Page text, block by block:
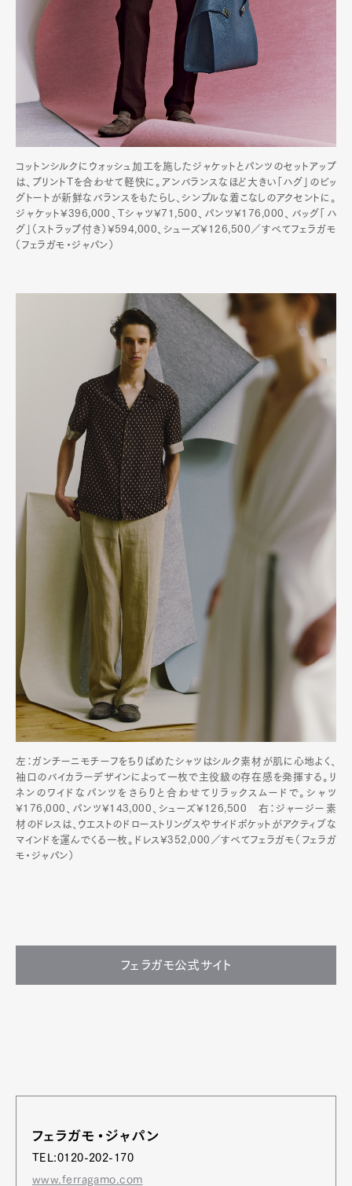
コットンシルクにウォッシュ加工を施したジャケットとパンツのセットアップ
は、プリントTを合わせて軽快に。アンバランスなほど大きい「ハグ」のビッ
グトートが新鮮なバランスをもたらし、シンプルな着こなしのアクセントに。
ジャケット¥396,000、Tシャツ¥71,500、パンツ¥176,000、バッグ「ハ
グ」（ストラップ付き）¥594,000、シューズ¥126,500／すべてフェラガモ
（フェラガモ・ジャパン）
左：ガンチーニモチーフをちりばめたシャツはシルク素材が肌に心地よく、
袖口のバイカラーデザインによって一枚で主役級の存在感を発揮する。リ
ネンのワイドなパンツをさらりと合わせてリラックスムードで。シャツ
¥176,000、パンツ¥143,000、シューズ¥126,500 右：ジャージー素
材のドレスは、ウエストのドローストリングスやサイドポケットがアクティブな
マインドを運んでくる一枚。ドレス¥352,000／すべてフェラガモ（フェラガ
モ・ジャパン）
フェラガモ公式サイト
フェラガモ・ジャパン
TEL:0120-202-170
www.ferragamo.com